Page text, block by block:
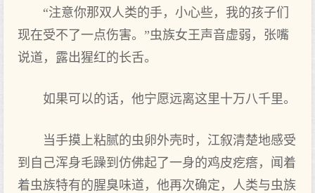
“注意你那双人类的手，小心些，我的孩子们
现在受不了一点伤害。”虫族女王声音虚弱，张嘴
说道，露出猩红的长舌。
如果可以的话，他宁愿远离这里十万八千里。
当手摸上粘腻的虫卵外壳时，江叙清楚地感受
到自己浑身毛躁到仿佛起了一身的鸡皮疙瘩，闻着
着虫族特有的腥臭味道，他再次确定，人类与虫族